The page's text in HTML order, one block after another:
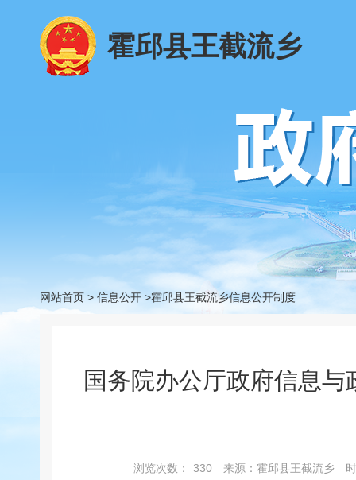
霍邱县王截流乡
网站首页 > 信息公开 >霍邱县王截流乡信息公开制度
国务院办公厅政府信息
浏览次数： 330 来源：霍邱县王截流乡